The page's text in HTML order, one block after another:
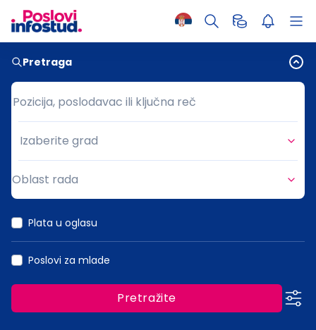
Pretraga
Pozicija, poslodavac ili ključna reč
Pozicija, poslodavac ili ključna reč
Grad
Izaberite grad
Oblast rada
Plata u oglasu
Poslovi za mlade
Pretražite